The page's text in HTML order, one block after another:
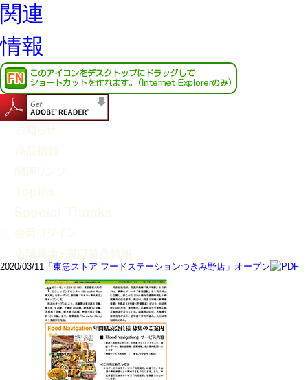
2020/03/11 「東急ストア フードステーションつきみ野店」オープン